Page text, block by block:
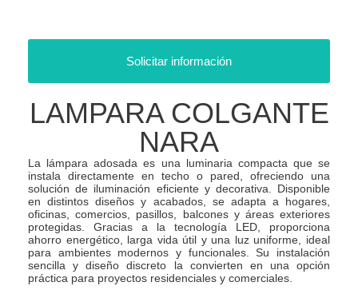
Solicitar información
LAMPARA COLGANTE
NARA
La lámpara adosada es una luminaria compacta que se
instala directamente en techo o pared, ofreciendo una
solución de iluminación eficiente y decorativa. Disponible
en distintos diseños y acabados, se adapta a hogares,
oficinas, comercios, pasillos, balcones y áreas exteriores
protegidas. Gracias a la tecnología LED, proporciona
ahorro energético, larga vida útil y una luz uniforme, ideal
para ambientes modernos y funcionales. Su instalación
sencilla y diseño discreto la convierten en una opción
práctica para proyectos residenciales y comerciales.